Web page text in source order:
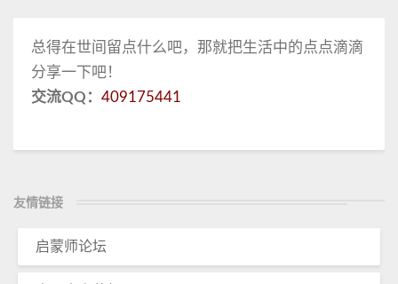
总得在世间留点什么吧，那就把生活中的点点滴滴
分享一下吧！
交流QQ： 409175441
友情链接
启蒙师论坛